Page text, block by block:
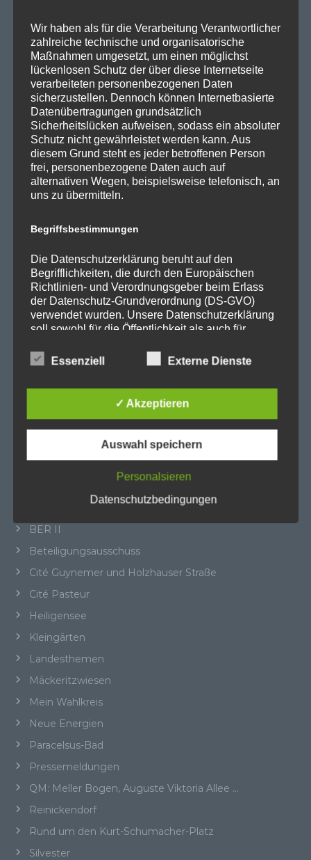
SPD Links
SPD in Europaparlament
SPD Deutschland
SPD Bundestragsfraktion
SPD Berlin
SPD Fraktion Berlin
SPD Fraktion in der BVV
SPD Berliner Mitte
Wichtige Links
SPD in Startseite
Kategorien
Abgeordnetenhaus
BER II
Beteiligungsausschuss
Cité Guynemer und Holzhauser Straße
Cité Pasteur
Heiligensee
Kleingärten
Landesthemen
Mäckeritzwiesen
Mein Wahlkreis
Neue Energien
Paracelsus-Bad
Pressemeldungen
QM: Meller Bogen, Auguste Viktoria Allee …
Reinickendorf
Rund um den Kurt-Schumacher-Platz
Silvester
Wir haben als für die Verarbeitung Verantwortlicher
zahlreiche technische und organisatorische
Maßnahmen umgesetzt, um einen möglichst
lückenlosen Schutz der über diese Internetseite
verarbeiteten personenbezogenen Daten
sicherzustellen. Dennoch können Internetbasierte
Datenübertragungen grundsätzlich
Sicherheitslücken aufweisen, sodass ein absoluter
Schutz nicht gewährleistet werden kann. Aus
diesem Grund steht es jeder betroffenen Person
frei, personenbezogene Daten auch auf
alternativen Wegen, beispielsweise telefonisch, an
uns zu übermitteln.
Begriffsbestimmungen
Die Datenschutzerklärung beruht auf den
Begrifflichkeiten, die durch den Europäischen
Richtlinien- und Verordnungsgeber beim Erlass
der Datenschutz-Grundverordnung (DS-GVO)
verwendet wurden. Unsere Datenschutzerklärung
soll sowohl für die Öffentlichkeit als auch für
lesbar und verständlich sein. Um dies zu
Wir verwenden in dieser Datenschutzerklärung
unter anderem die folgenden Begriffe:
Informationen, die sich auf eine identifizierte
Folgenden „betroffene Person") beziehen. Als
identifizierbar wird eine natürliche Person
insbesondere mittels Zuordnung zu einer
Kennung wie einem Namen, zu einer
Online-Kennung oder zu einem oder mehreren
besonderen Merkmalen, die Ausdruck der
psychischen, wirtschaftlichen, kulturellen oder
sozialen Identität dieser natürlichen Person
b) betroffene Person
Betroffene Person ist jede identifizierte oder
identifizierbare natürliche Person, deren
personenbezogene Daten von dem für die
Essenziell Externe Dienste
✓ Akzeptieren
Auswahl speichern
Personalsieren
Datenschutzbedingungen